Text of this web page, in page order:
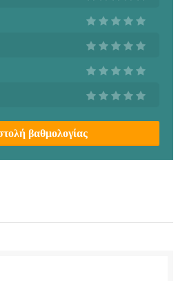
βαθμολογίας